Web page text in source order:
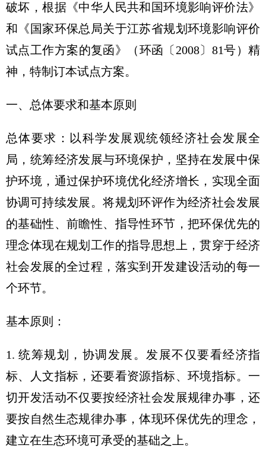
破坏，根据《中华人民共和国环境影响评价法》
和《国家环保总局关于江苏省规划环境影响评价
试点工作方案的复函》（环函〔2008〕81号）精
神，特制订本试点方案。
一、总体要求和基本原则
总体要求：以科学发展观统领经济社会发展全
局，统筹经济发展与环境保护，坚持在发展中保
护环境，通过保护环境优化经济增长，实现全面
协调可持续发展。将规划环评作为经济社会发展
的基础性、前瞻性、指导性环节，把环保优先的
理念体现在规划工作的指导思想上，贯穿于经济
社会发展的全过程，落实到开发建设活动的每一
个环节。
基本原则：
1. 统筹规划，协调发展。发展不仅要看经济指
标、人文指标，还要看资源指标、环境指标。一
切开发活动不仅要按经济社会发展规律办事，还
要按自然生态规律办事，体现环保优先的理念，
建立在生态环境可承受的基础之上。